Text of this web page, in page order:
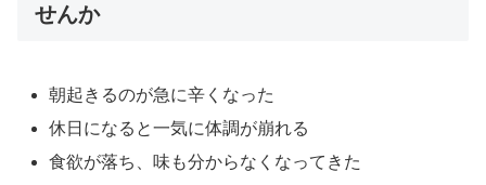
せんか
朝起きるのが急に辛くなった
休日になると一気に体調が崩れる
食欲が落ち、味も分からなくなってきた